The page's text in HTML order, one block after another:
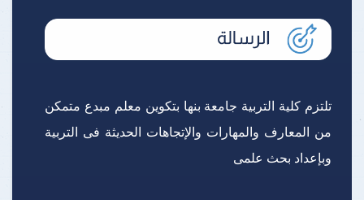
تلتزم كلية التربية جامعة بنها بتكوين معلم مبدع متمكن
من المعارف والمهارات والإتجاهات الحديثة فى التربية
وبإعداد بحث علمى